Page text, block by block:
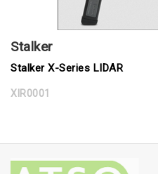
Stalker
Stalker X-Series LIDAR
XlR0001